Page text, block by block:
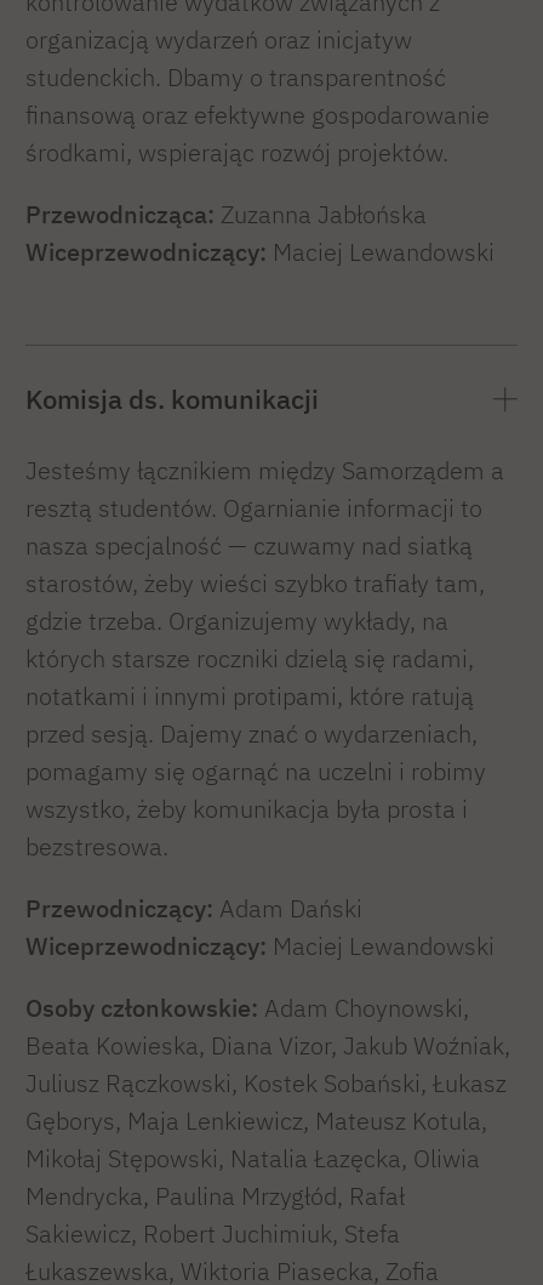
organizacją wydarzeń oraz inicjatyw
studenckich. Dbamy o transparentność
finansową oraz efektywne gospodarowanie
środkami, wspierając rozwój projektów.
Przewodnicząca: Zuzanna Jabłońska
Wiceprzewodniczący: Maciej Lewandowski
Komisja ds. komunikacji
Jesteśmy łącznikiem między Samorządem a
resztą studentów. Ogarnianie informacji to
nasza specjalność — czuwamy nad siatką
starostów, żeby wieści szybko trafiały tam,
gdzie trzeba. Organizujemy wykłady, na
których starsze roczniki dzielą się radami,
notatkami i innymi protipami, które ratują
przed sesją. Dajemy znać o wydarzeniach,
pomagamy się ogarnąć na uczelni i robimy
wszystko, żeby komunikacja była prosta i
bezstresowa.
Przewodniczący: Adam Dański
Wiceprzewodniczący: Maciej Lewandowski
Osoby członkowskie: Adam Choynowski,
Beata Kowieska, Diana Vizor, Jakub Woźniak,
Juliusz Rączkowski, Kostek Sobański, Łukasz
Gęborys, Maja Lenkiewicz, Mateusz Kotula,
Mikołaj Stępowski, Natalia Łazęcka, Oliwia
Mendrycka, Paulina Mrzygłód, Rafał
Sakiewicz, Robert Juchimiuk, Stefa
Łukaszewska, Wiktoria Piasecka, Zofia